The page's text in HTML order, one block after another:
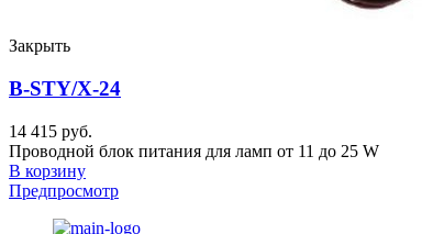
Закрыть
B-STY/X-24
14 415 руб.
Проводной блок питания для ламп от 11 до 25 W
В корзину
Предпросмотр